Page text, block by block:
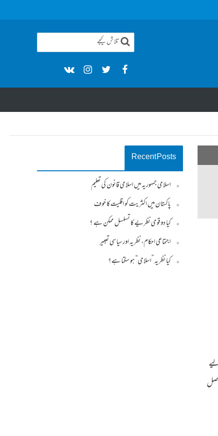
Recent Posts
اسلامی جمہوریہ میں اسلامی قانون کی تعلیم
پاکستان میں اکثریت کو اقلیت کا خوف
کیا دو قومی نظریے کا تسلسل ممکن ہے ؟
اجتماعی احکام، نظریہ اور سیاسی تعبیر
کیا نظریہ ”اسلامی“ ہو سکتا ہے؟